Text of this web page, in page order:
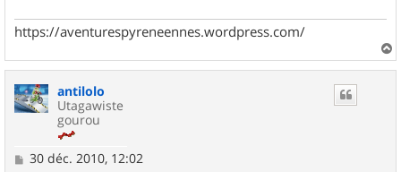
https://aventurespyreneennes.wordpress.com/
a
antilolo
Utagawiste
gourou
M
30 déc. 2010, 12:02